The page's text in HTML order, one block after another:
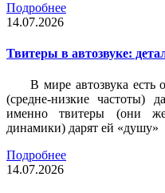
Подробнее
14.07.2026
Твитеры в автозвуке:
В мире автозвука есть
(средне-низкие частоты)
именно твитеры (они же
динамики) дарят ей «душу»
Подробнее
14.07.2026